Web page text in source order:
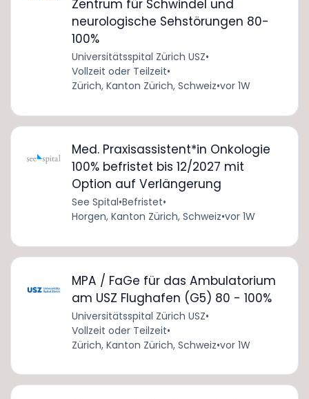
Zentrum für Schwindel und
neurologische Sehstörungen 80-
100%
Universitätsspital Zürich USZ•
Vollzeit oder Teilzeit•
Zürich, Kanton Zürich, Schweiz•vor 1W
Med. Praxisassistent*in Onkologie
100% befristet bis 12/2027 mit
Option auf Verlängerung
See Spital•Befristet•
Horgen, Kanton Zürich, Schweiz•vor 1W
MPA / FaGe für das Ambulatorium
am USZ Flughafen (G5) 80 - 100%
Universitätsspital Zürich USZ•
Vollzeit oder Teilzeit•
Zürich, Kanton Zürich, Schweiz•vor 1W